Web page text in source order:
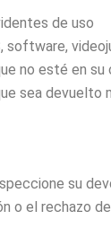
de uso
software,
no esté en
sea devuelto
su
o el rechazo